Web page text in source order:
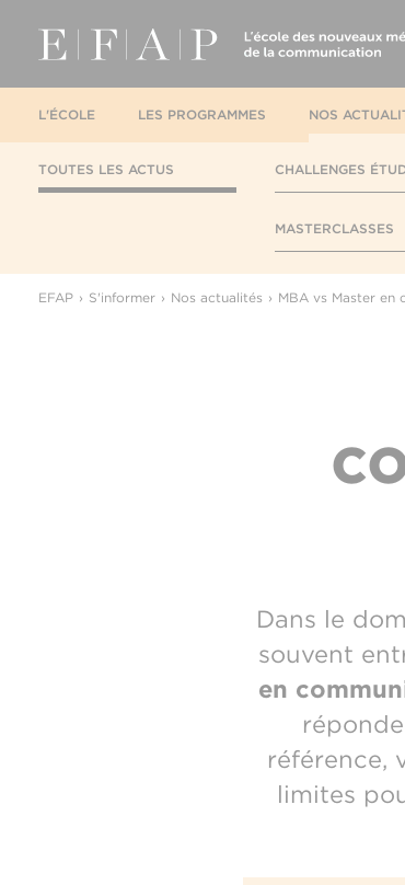
L'ÉCOLE LES PROGRAMMES NOS
TOUTES LES ACTUS CHALLENGES
MASTERCLASSES
EFAP S'informer Nos actualités MBA vs Master en
Dans le
souvent
en
référence,
limites